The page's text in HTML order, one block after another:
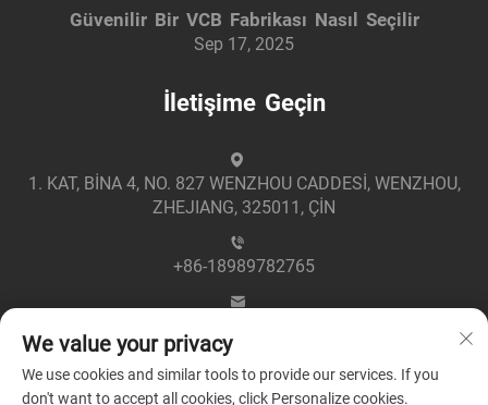
Güvenilir Bir VCB Fabrikası Nasıl Seçilir
Sep 17, 2025
İletişime Geçin
1. KAT, BİNA 4, NO. 827 WENZHOU CADDESİ, WENZHOU,
ZHEJIANG, 325011, ÇİN
+86-18989782765
We value your privacy
We use cookies and similar tools to provide our services. If you
don't want to accept all cookies, click Personalize cookies.